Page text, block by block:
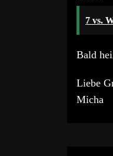
7 vs.
Bald
Liebe
Micha